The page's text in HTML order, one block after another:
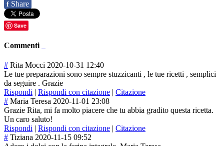
f Share
Save
Commenti
# Rita Mocci 2020-10-31 12:40
Le tue preparazioni sono sempre stuzzicanti , le tue ricetti , semplici
da seguire . Grazie
Rispondi | Rispondi con citazione | Citazione
# Maria Teresa 2020-11-01 23:08
Grazie Rita, mi fa molto piacere che tu abbia gradito questa ricetta.
Un caro saluto!
Rispondi | Rispondi con citazione | Citazione
# Tiziana 2020-11-15 09:52